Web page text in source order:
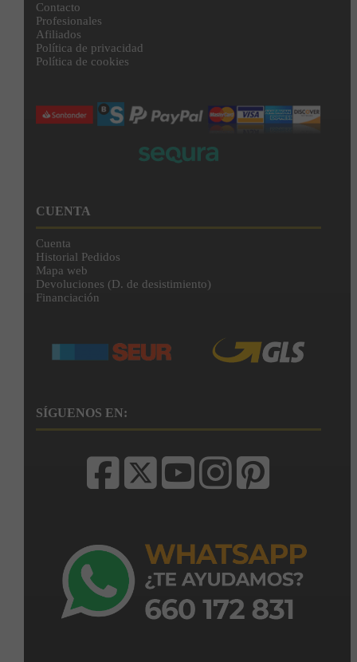
Contacto
Profesionales
Afiliados
Política de privacidad
Política de cookies
CUENTA
Cuenta
Historial Pedidos
Mapa web
Devoluciones (D. de desistimiento)
Financiación
SÍGUENOS EN: